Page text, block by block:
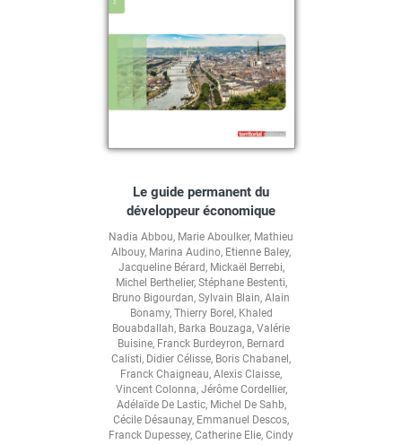
Le guide permanent du
développeur économique
Nadia Abbou, Marie Aboulker, Mathieu
Albouy, Marina Audino, Etienne Baley,
Jacqueline Bérard, Mickaël Berrebi,
Michel Berthelier, Stéphane Bestenti,
Bruno Bigourdan, Sylvain Blain, Alain
Bonamy, Thierry Borel, Khaled
Bouabdallah, Barka Bouzaga, Valérie
Buisine, Franck Burdeyron, Bernard
Calisti, Didier Célisse, Boris Chabanel,
Franck Chaigneau, Alexis Claisse,
Vincent Colonna, Jérôme Cordellier,
Adélaïde De Lastic, Michel De Sahb,
Cécile Désaunay, Emmanuel Descos,
Franck Dupessey, Catherine Elie, Cindy